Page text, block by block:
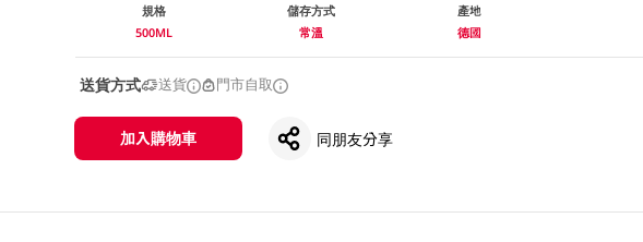
規格
500ML
儲存方式
常溫
產地
德國
送貨方式 送貨 門市自取
加入購物車 同朋友分享